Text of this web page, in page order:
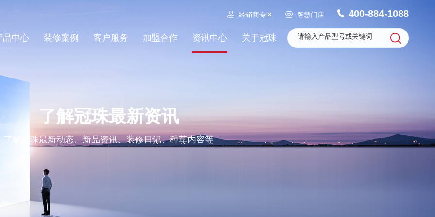
经销商专区 智慧门店 400-884-1088
品中心 装修案例 客户服务 加盟合作 资讯中心 关于冠珠
了解冠珠最新资讯
了解冠珠最新动态、新品资讯、装修日记、种草内容等